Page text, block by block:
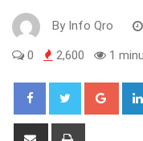
By Info Qro
0 2,600 1
Share